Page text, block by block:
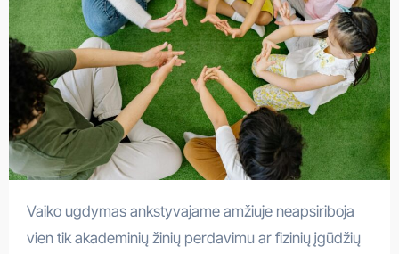
Vaiko ugdymas ankstyvajame amžiuje neapsiriboja
vien tik akademinių žinių perdavimu ar fizinių įgūdžių